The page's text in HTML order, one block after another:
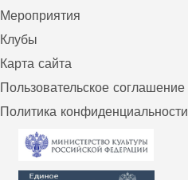
Мероприятия
Клубы
Карта сайта
Пользовательское соглашение
Политика конфиденциальности